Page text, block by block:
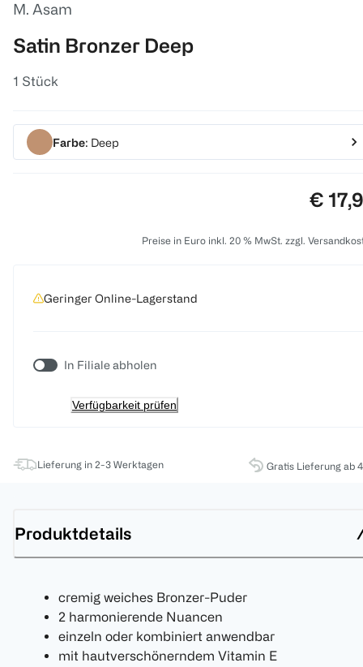
M. Asam
Satin Bronzer Deep
1 Stück
Farbe: Deep
Preis:
€
Preise in Euro inkl. 20 % MwSt. zzgl.
Geringer Online-Lagerstand
In Filiale abholen
Verfügbarkeit prüfen
Lieferung in 2-3 Werktagen Gratis Lieferung ab
Produktdetails
cremig weiches Bronzer-Puder
2 harmonierende Nuancen
einzeln oder kombiniert anwendbar
mit hautverschönerndem Vitamin E